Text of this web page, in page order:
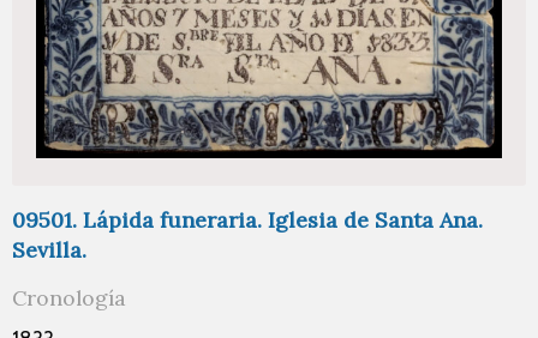
09501. Lápida funeraria. Iglesia de Santa Ana.
Sevilla.
Cronología